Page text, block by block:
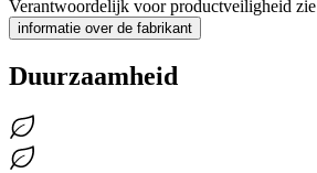
Verantwoordelijk voor productveiligheid zie
informatie over de fabrikant
Duurzaamheid